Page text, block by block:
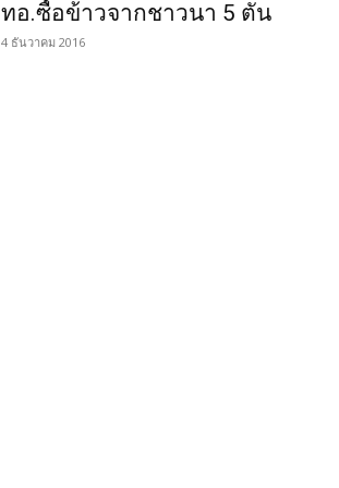
ทอ.ซื้อข้าวจากชาวนา 5 ตัน
4 ธันวาคม 2016